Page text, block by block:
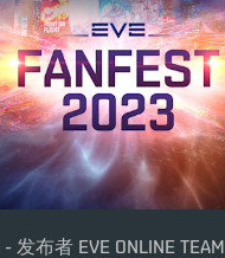
- 发布者 EVE ONLINE TEAM